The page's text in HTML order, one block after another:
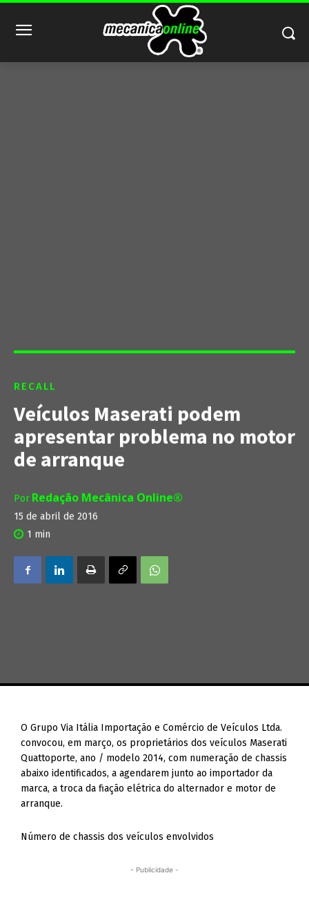
RECALL
Veículos Maserati podem
apresentar problema no motor
de arranque
Por Redação Mecânica Online®
15 de abril de 2016
1 min
O Grupo Via Itália Importação e Comércio de Veículos Ltda.
convocou, em março, os proprietários dos veículos Maserati
Quattoporte, ano / modelo 2014, com numeração de chassis
abaixo identificados, a agendarem junto ao importador da
marca, a troca da fiação elétrica do alternador e motor de
arranque.
Número de chassis dos veículos envolvidos
- Publicidade -